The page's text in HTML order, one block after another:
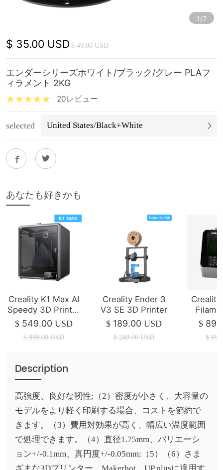
1/7
$ 35.00 USD$ 49.00 USD
エンダーシリーズホワイト/ブラック/グレー PLAフ
ィラメント 2KG
20レビュー
selected United States/Black+White
あなたも好きかも
Creality K1 Max AI
Speedy 3D Printer
(IN STOCK)
$ 549.00 USD
$ 999.00 USD
Creality Ender 3
V3 SE 3D Printer
$ 189.00 USD
$ 249.00 USD
$
$
Description
高強度、良好な靭性;（2）密度が小さく、大容量の
モデルをより軽く印刷する場合、コストを節約で
きます。（3）費用対効果が高く、幅広い温度範囲
で処理できます。（4）直径1.75mm、バリエーシ
ョン+/-0.1mm、真円度+/-0.05mm;（5）（6）さま
ざまな3Dプリンター、Makerbot、UP plusに適用す